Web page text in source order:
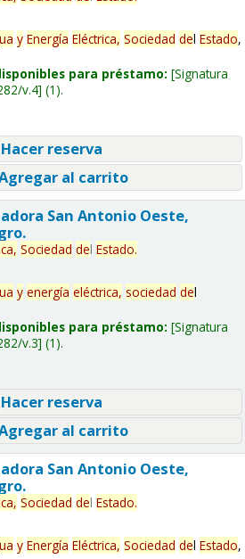
y Energía Eléctrica, Sociedad del Estado,
para préstamo: Signatura
v.4 (1).
reserva
al carrito
San Antonio Oeste,
Sociedad del Estado.
y energía eléctrica, sociedad del
para préstamo: Signatura
v.3 (1).
reserva
al carrito
San Antonio Oeste,
Sociedad del Estado.
y Energía Eléctrica, Sociedad del Estado,